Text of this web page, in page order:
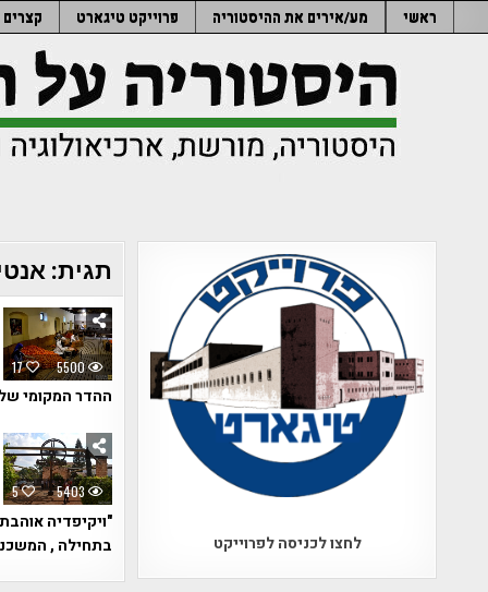
to
ראשי מע/אירים את ההיסטוריה פרוייקט טיגארט קצרים
תגית:
17 5500
ההדר המקומי
5 5403
"ויקיפדיה
בתחילה ,
לחצו לכניסה לפרוייקט